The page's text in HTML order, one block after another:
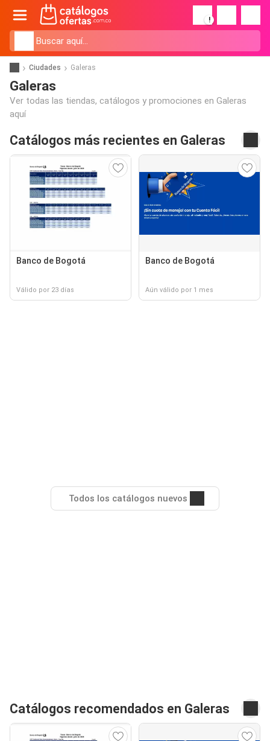
!
Ciudades Galeras
Galeras
Ver todas las tiendas, catálogos y promociones en Galeras
aquí
Catálogos más recientes en Galeras
Banco de Bogotá
Válido por 23 días
Banco de Bogotá
Aún válido por 1 mes
Todos los catálogos nuevos
Catálogos recomendados en Galeras